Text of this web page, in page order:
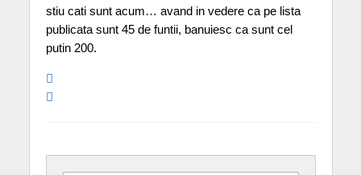
stiu cati sunt acum… avand in vedere ca pe lista
publicata sunt 45 de funtii, banuiesc ca sunt cel
putin 200.